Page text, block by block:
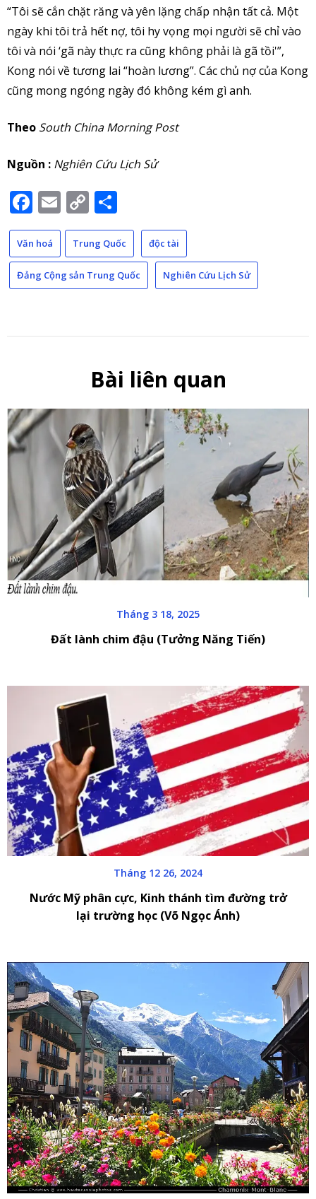
“Tôi sẽ cắn chặt răng và yên lặng chấp nhận tất cả. Một
ngày khi tôi trả hết nợ, tôi hy vọng mọi người sẽ chỉ vào
tôi và nói ‘gã này thực ra cũng không phải là gã tồi'”,
Kong nói về tương lai “hoàn lương”. Các chủ nợ của Kong
cũng mong ngóng ngày đó không kém gì anh.
Theo South China Morning Post
Nguồn : Nghiên Cứu Lịch Sử
Facebook
Email
Copy
Link
Văn hoá Trung Quốc độc tài
Đảng Cộng sản Trung Quốc Nghiên Cứu Lịch Sử
Bài liên quan
Tháng 3 18, 2025
Đất lành chim đậu (Tưởng Năng Tiến)
Tháng 12 26, 2024
Nước Mỹ phân cực, Kinh thánh tìm đường trở
lại trường học (Võ Ngọc Ánh)